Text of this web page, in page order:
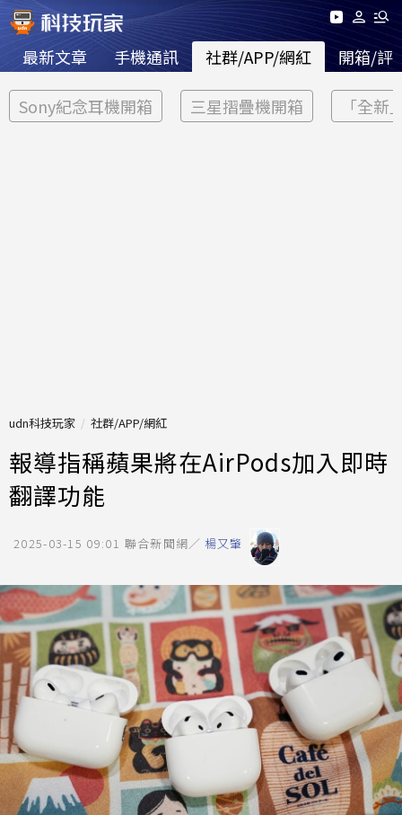
最新文章 手機通訊 社群/APP/網紅 開箱/評
Sony紀念耳機開箱 三星摺疊機開箱 「全新
udn科技玩家 社群/APP/網紅
報導指稱蘋果將在AirPods加入即時
翻譯功能
2025-03-15 09:01 聯合新聞網／ 楊又肇